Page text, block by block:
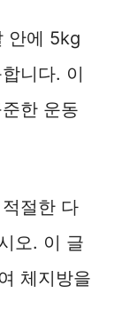
안에 5kg
니다. 이
한 운동
절한 다
오. 이 글
체지방을